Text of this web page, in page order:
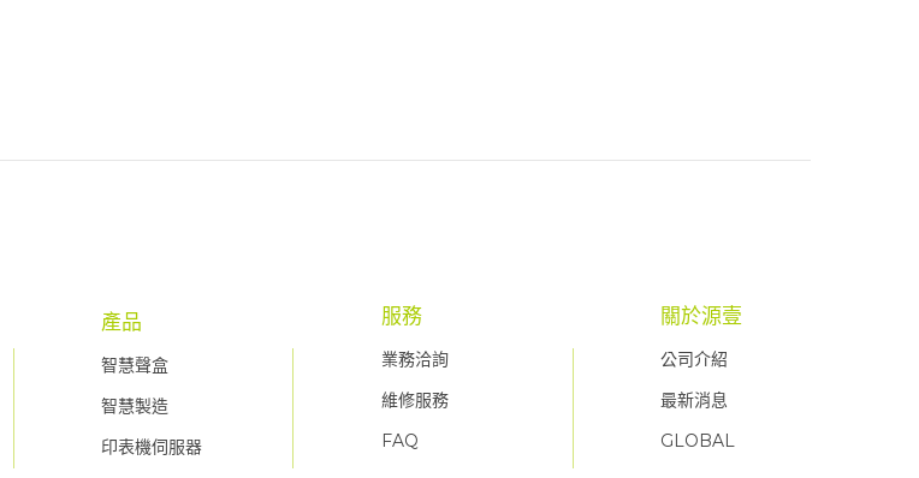
產品
智慧聲盒
智慧製造
印表機伺服器
服務
業務洽詢
維修服務
FAQ
關於源壹
公司介紹
最新消息
GLOBAL